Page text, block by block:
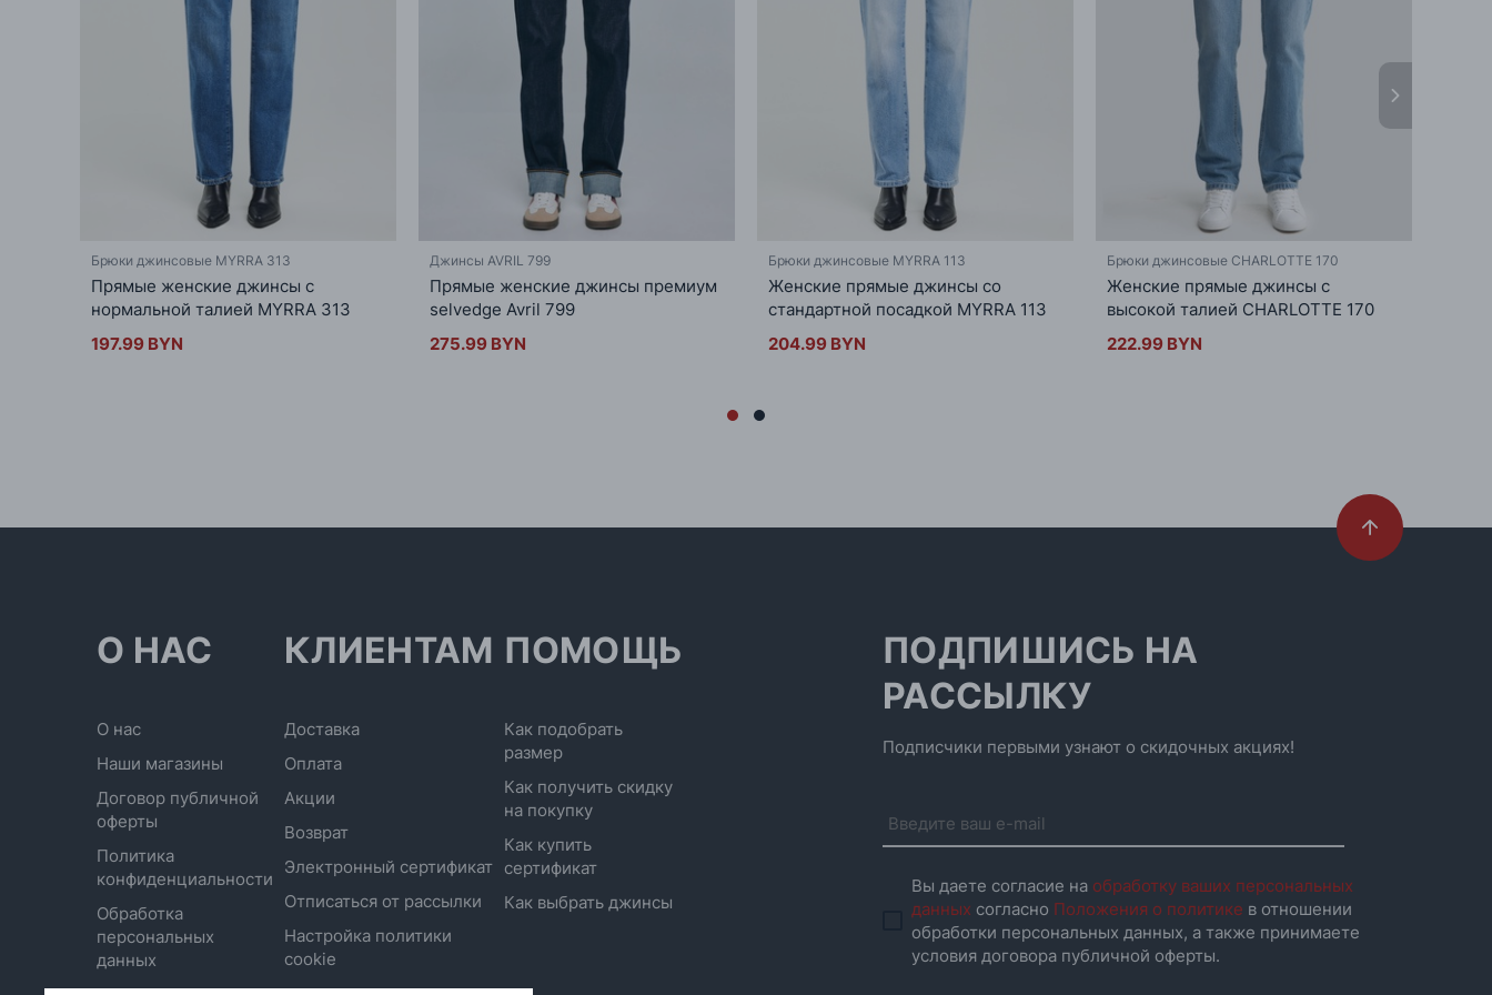
Брюки джинсовые MYRRA 313
Прямые женские джинсы с
нормальной талией MYRRA 313
197.99 BYN
Джинсы AVRIL 799
Прямые женские джинсы премиум
selvedge Avril 799
275.99 BYN
Брюки джинсовые MYRRA 113
Женские прямые джинсы со
стандартной посадкой MYRRA 113
204.99 BYN
Брюки джинсовые CHARLOTTE 170
Женские прямые джинсы с
высокой талией CHARLOTTE 170
222.99 BYN
О НАС
О нас
Наши магазины
Договор публичной
оферты
Политика
конфиденциальности
Обработка
персональных
данных
КЛИЕНТАМ
Доставка
Оплата
Акции
Возврат
Электронный сертификат
Отписаться от рассылки
Настройка политики
cookie
ПОМОЩЬ
Как подобрать
размер
Как получить скидку
на покупку
Как купить
сертификат
Как выбрать джинсы
ПОДПИШИСЬ НА
РАССЫЛКУ
Подписчики первыми узнают о скидочных акциях!
Вы даете согласие на обработку ваших персональных
данных согласно Положения о политике в отношении
обработки персональных данных, а также принимаете
условия договора публичной оферты.